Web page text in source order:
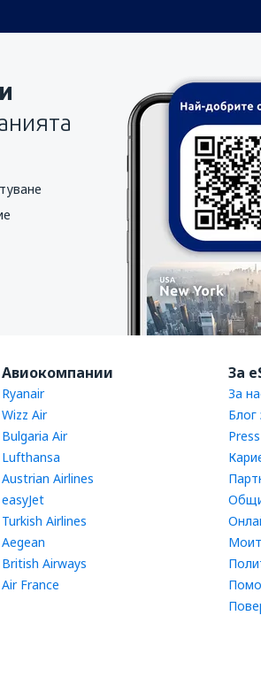
Авиокомпании
Ryanair
Wizz Air
Bulgaria Air
Lufthansa
Austrian Airlines
easyJet
Turkish Airlines
Aegean
British Airways
Air France
За
За
Блог